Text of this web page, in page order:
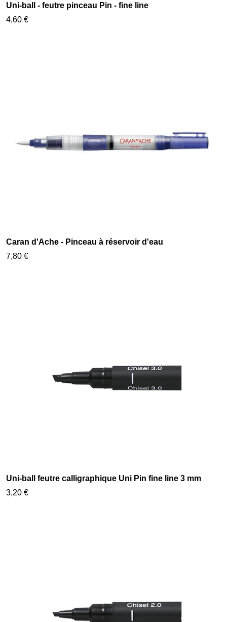
Uni-ball - feutre pinceau Pin - fine line
4,60 €
Caran d'Ache - Pinceau à réservoir d'eau
7,80 €
Uni-ball feutre calligraphique Uni Pin fine line 3 mm
3,20 €